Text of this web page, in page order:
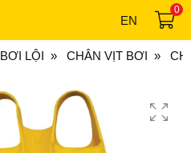
EN
0
BƠI LỘI CHÂN VỊT BƠI